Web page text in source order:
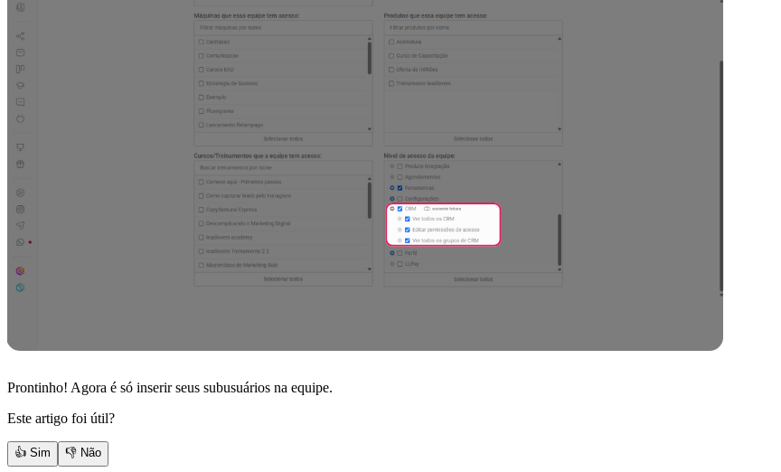
Prontinho! Agora é só inserir seus subusuários na equipe.
Este artigo foi útil?
👍 Sim 👎 Não